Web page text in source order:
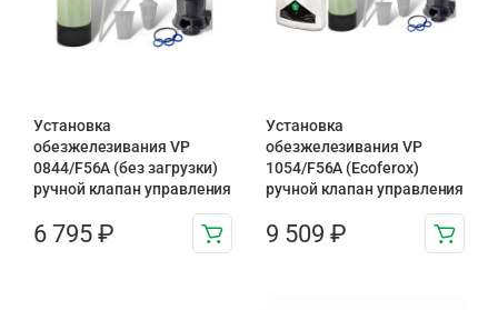
Установка
обезжелезивания VP
0844/F56A (без загрузки)
ручной клапан управления
6 795 ₽
Установка
обезжелезивания VP
1054/F56A (Ecoferox)
ручной клапан управления
9 509 ₽